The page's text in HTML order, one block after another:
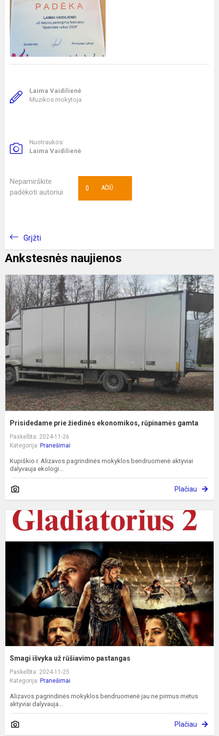
Laima Vaidilienė
Muzikos mokytoja
Nuotraukos:
Laima Vaidilienė
Nepamirškite
padėkoti autoriui
AČIŪ
0
Grįžti
Ankstesnės naujienos
Prisidedame prie žiedinės ekonomikos, rūpinamės gamta
Paskelbta: 2024-11-26
Kategorija: Pranešimai
Kupiškio r. Alizavos pagrindinės mokyklos bendruomenė aktyviai
dalyvauja ekologi...
Plačiau
Smagi išvyka už rūšiavimo pastangas
Paskelbta: 2024-11-25
Kategorija: Pranešimai
Alizavos pagrindinės mokyklos bendruomenė jau ne pirmus metus
aktyviai dalyvauja...
Plačiau